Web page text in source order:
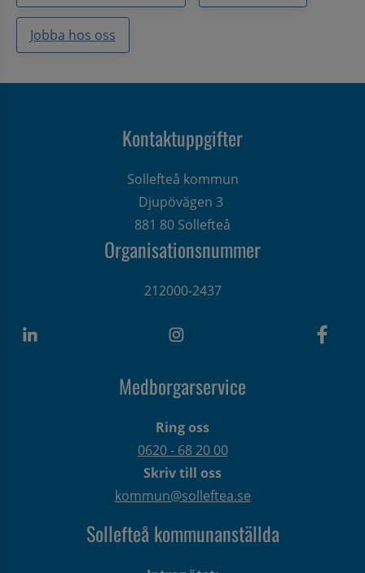
Jobba hos oss
Kontaktuppgifter
Sollefteå kommun
Djupövägen 3
881 80 Sollefteå
Organisationsnummer
212000-2437
Medborgarservice
Ring oss
0620 - 68 20 00
Skriv till oss
kommun@solleftea.se
Sollefteå kommunanställda